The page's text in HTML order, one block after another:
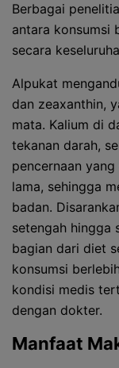
Berbagai
antara konsumsi
secara
Alpukat
dan zeaxanthin,
mata. Kalium di
tekanan darah,
pencernaan
lama, sehingga
badan.
setengah hingga
bagian dari diet
konsumsi
kondisi medis
dengan dokter.
Manfaat